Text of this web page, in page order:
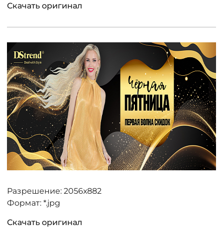
Скачать оригинал
Разрешение: 2056х882
Формат: *.jpg
Скачать оригинал